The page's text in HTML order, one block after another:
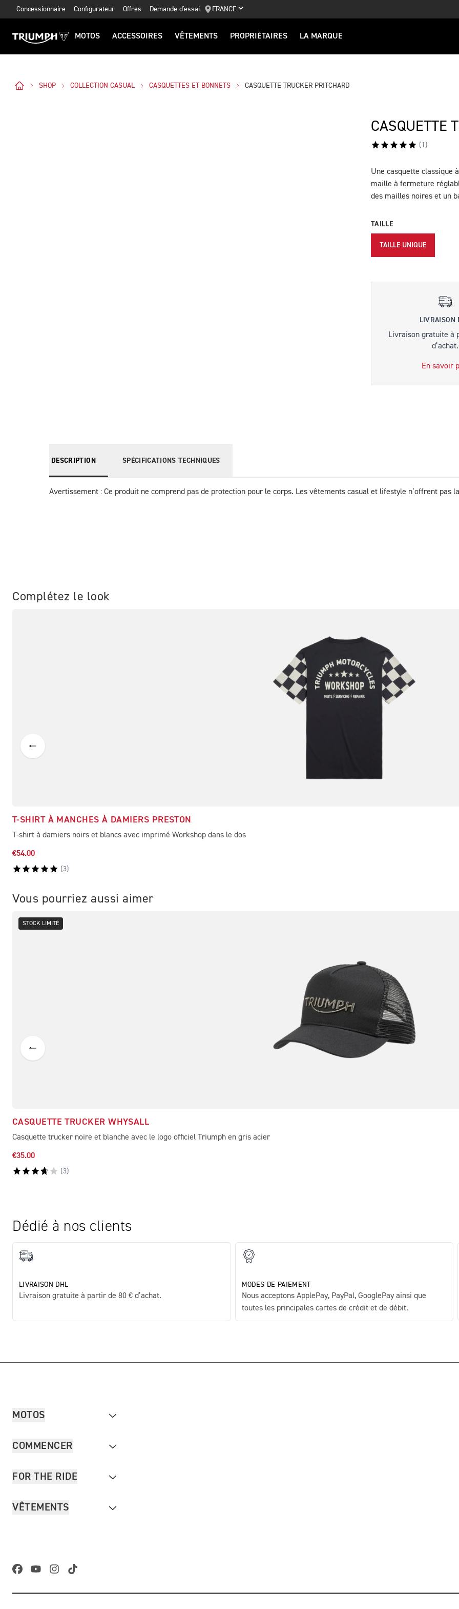
Concessionnaire Configurateur Offres Demande d'essai FRANCE
MOTOS ACCESSOIRES VÊTEMENTS PROPRIÉTAIRES LA MARQUE
SHOP COLLECTION CASUAL CASQUETTES ET BONNETS CASQUETTE TRUCKER PRITCHARD
CASQUETTE
( 1 )
DESCRIPTION
Une casquette classique
maille à fermeture
des mailles noires et un
TAILLE
TAILLE UNIQUE
LIVRAISON
Livraison gratuite à
d’achat.
En savoir
DESCRIPTION SPÉCIFICATIONS TECHNIQUES
Avertissement : Ce produit ne comprend pas de protection pour le corps. Les vêtements casual et lifestyle n’offrent pas
Complétez le look
T-SHIRT À MANCHES À DAMIERS PRESTON
T-shirt à damiers noirs et blancs avec imprimé Workshop dans le dos
€54.00
(3)
Vous pourriez aussi aimer
STOCK LIMITÉ
CASQUETTE TRUCKER WHYSALL
Casquette trucker noire et blanche avec le logo officiel Triumph en gris acier
€35.00
(3)
Dédié à nos clients
LIVRAISON DHL
Livraison gratuite à partir de 80 € d’achat.
MODES DE PAIEMENT
Nous acceptons ApplePay, PayPal, GooglePay ainsi que
toutes les principales cartes de crédit et de débit.
MOTOS
COMMENCER
FOR THE RIDE
VÊTEMENTS